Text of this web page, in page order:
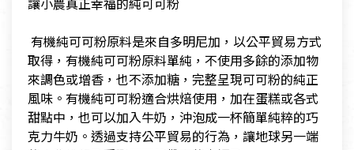
​ 有機純可可粉原料是來自多明尼加，以公平貿易方式
取得，有機純可可粉原料單純，不使用多餘的添加物
來調色或增香，也不添加糖，完整呈現可可粉的純正
風味。有機純可可粉適合烘焙使用，加在蛋糕或各式
甜點中，也可以加入牛奶，沖泡成一杯簡單純粹的巧
克力牛奶。透過支持公平貿易的行為，讓地球另一端